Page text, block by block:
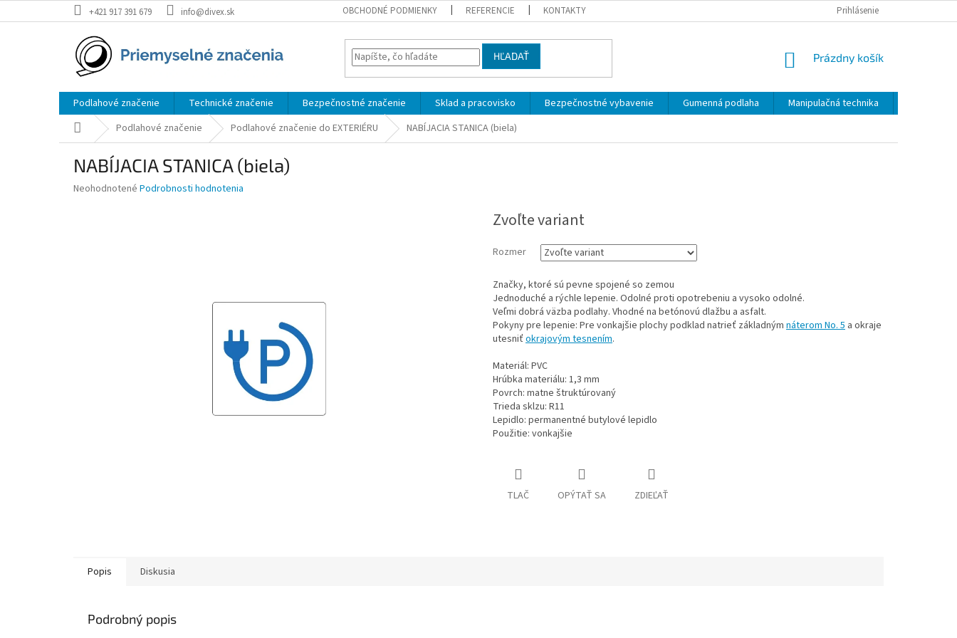
na
+421 917 391 679 info@divex.sk OBCHODNÉ PODMIENKY REFERENCIE KONTAKTY Prihlásenie
HĽADAŤ
NÁKUPNÝ
Prázdny košík
Podlahové značenie Technické značenie Bezpečnostné značenie Sklad a pracovisko Bezpečnostné vybavenie Gumenná podlaha Manipulačná technika
DomovPodlahové značenie Podlahové značenie do EXTERIÉRU NABÍJACIA STANICA (biela)
NABÍJACIA STANICA (biela)
Priemerné
Neohodnotené Podrobnosti hodnotenia
Zvoľte variant
Rozmer
Značky, ktoré sú pevne spojené so zemou
Jednoduché a rýchle lepenie. Odolné proti opotrebeniu a vysoko odolné.
Veľmi dobrá väzba podlahy. Vhodné na betónovú dlažbu a asfalt.
Pokyny pre lepenie: Pre vonkajšie plochy podklad natrieť základným náterom No. 5 a okraje
utesniť okrajovým tesnením.
Materiál: PVC
Hrúbka materiálu: 1,3 mm
Povrch: matne štruktúrovaný
Trieda sklzu: R11
Lepidlo: permanentné butylové lepidlo
Použitie: vonkajšie
TLAČ OPÝTAŤ SA ZDIEĽAŤ
Popis Diskusia
Podrobný popis